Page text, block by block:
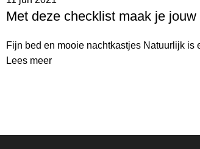
Met deze checklist maak je
Fijn bed en mooie nachtkastjes Natuurlijk
Lees meer